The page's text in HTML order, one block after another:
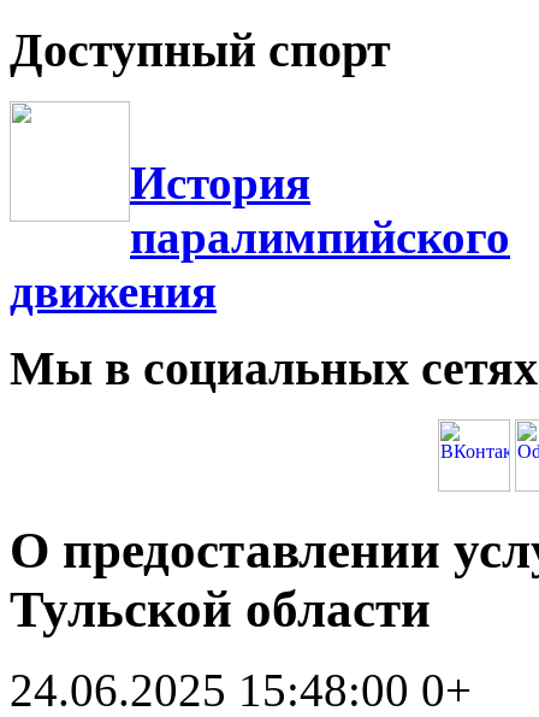
Доступный спорт
История
паралимпийского
движения
Мы в социальных сетях
О предоставлении
Тульской области
24.06.2025 15:48:00 0+